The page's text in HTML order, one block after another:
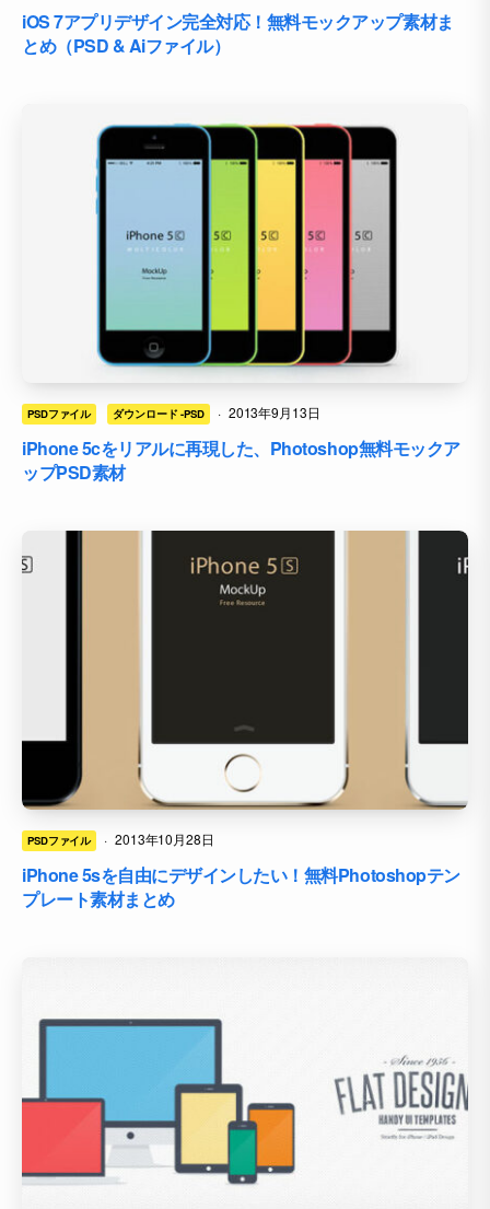
iOS 7アプリデザイン完全対応！無料モックアップ素材ま
とめ（PSD & Aiファイル）
PSDファイル ダウンロード -PSD · 2013年9月13日
iPhone 5cをリアルに再現した、Photoshop無料モックア
ップPSD素材
PSDファイル · 2013年10月28日
iPhone 5sを自由にデザインしたい！無料Photoshopテン
プレート素材まとめ